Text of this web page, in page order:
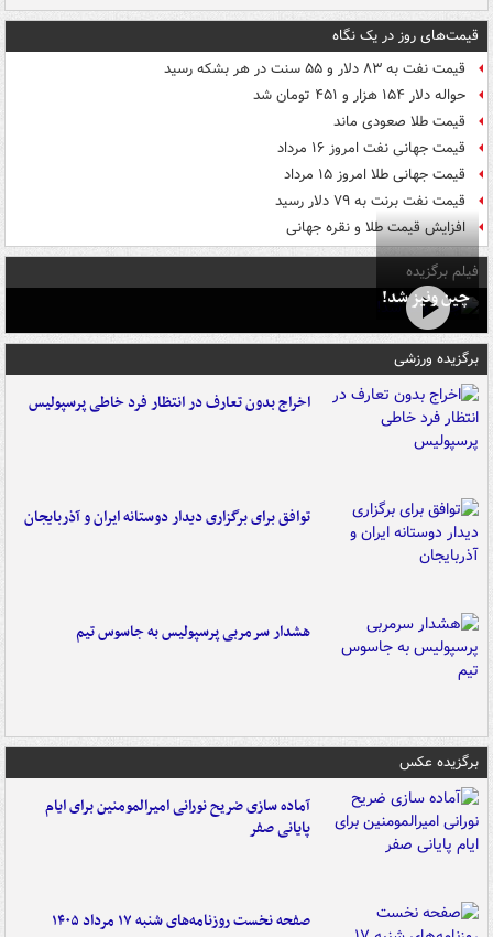
قیمت‌های روز در یک نگاه
قیمت نفت به ۸۳ دلار و ۵۵ سنت در هر بشکه رسید
حواله دلار ۱۵۴ هزار و ۴۵۱ تومان شد
قیمت طلا صعودی ماند
قیمت جهانی نفت امروز ۱۶ مرداد
قیمت جهانی طلا امروز ۱۵ مرداد
قیمت نفت برنت به ۷۹ دلار رسید
افزایش قیمت طلا و نقره جهانی
فیلم برگزیده
چین ونیز شد!
برگزیده ورزشی
اخراج بدون تعارف در انتظار فرد خاطی پرسپولیس
توافق برای برگزاری دیدار دوستانه ایران و آذربایجان
هشدار سرمربی پرسپولیس به جاسوس تیم
برگزیده عکس
آماده سازی ضریح نورانی امیرالمومنین برای ایام
پایانی صفر
صفحه نخست روزنامه‌های شنبه ۱۷ مرداد ۱۴۰۵